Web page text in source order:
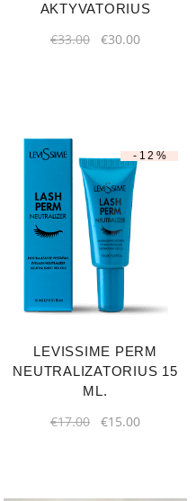
AKTYVATORIUS
€33.00 €30.00
-12%
LEVISSIME PERM
NEUTRALIZATORIUS 15
ML.
€17.00 €15.00